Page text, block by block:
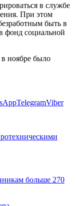
в службе
При этом
быть в
фонд социальной
ноябре было
TelegramViber
больше 270